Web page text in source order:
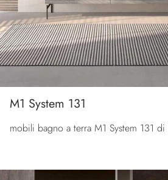
M1 System 131